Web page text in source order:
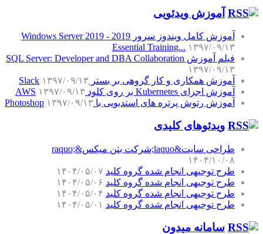
آموزش‌ ویدئویی
آموزش کامل ویندوز سرور 2019 - Windows Server 2019
Essential Training... ۱۳۹۷/۰۹/۱۳
فیلم آموزش SQL Server: Developer and DBA Collaboration
۱۳۹۷/۰۹/۱۳
آموزش همکاری و کار گروهی بر بستر Slack ۱۳۹۷/۰۹/۱۳
آموزش اجرای Kubernetes بر روی کلود AWS
۱۳۹۷/۰۹/۱۳
آموزش رتوش پرتره های استدیویی با Photoshop ۱۳۹۷/۰۹/۱۳
ویدئوهای کلیدی
طراحی سایت&laquo;شرکت بتن میکس&raquo;
۱۴۰۴/۱۰/۰۸
طرح توجیهی انجام شده گروه کلید ۱۴۰۴/۰۵/۰۷
طرح توجیهی انجام شده گروه کلید ۱۴۰۴/۰۵/۰۶
طرح توجیهی انجام شده گروه کلید ۱۴۰۴/۰۵/۰۴
طرح توجیهی انجام شده گروه کلید ۱۴۰۴/۰۵/۰۱
سامانه میدون